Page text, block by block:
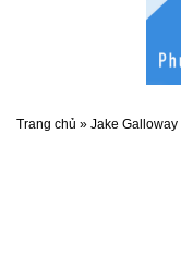
Trang chủ » Jake Galloway